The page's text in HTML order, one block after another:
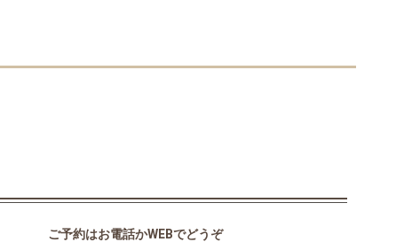
ご予約はお電話かWEBでどうぞ